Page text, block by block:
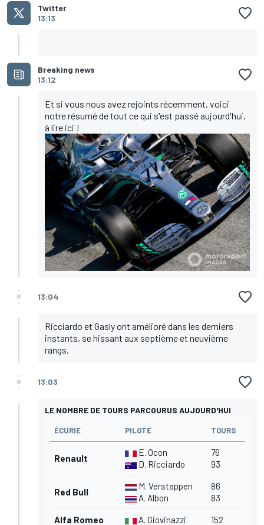
Twitter
13:13
Breaking news
13:12
Et si vous nous avez rejoints récemment, voici
notre résumé de tout ce qui s'est passé aujourd'hui,
à lire ici !
13:04
Ricciardo et Gasly ont amélioré dans les derniers
instants, se hissant aux septième et neuvième
rangs.
13:03
LE NOMBRE DE TOURS PARCOURUS AUJOURD'HUI
ÉCURIE PILOTE TOURS
Renault
E. Ocon
D. Ricciardo
76
93
Red Bull
M. Verstappen
A. Albon
86
83
Alfa Romeo A. Giovinazzi 152